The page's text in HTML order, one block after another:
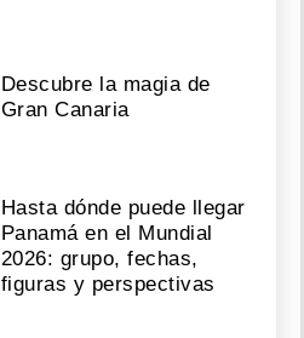
Descubre la magia de
Gran Canaria
Hasta dónde puede llegar
Panamá en el Mundial
2026: grupo, fechas,
figuras y perspectivas